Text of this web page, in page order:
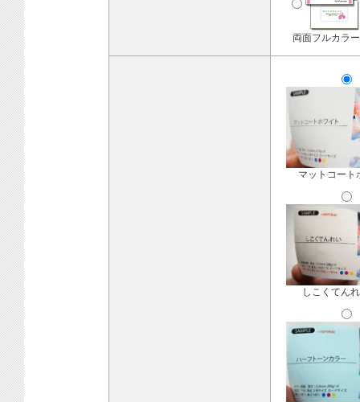
両面フルカラー
マットコート
しこくてん